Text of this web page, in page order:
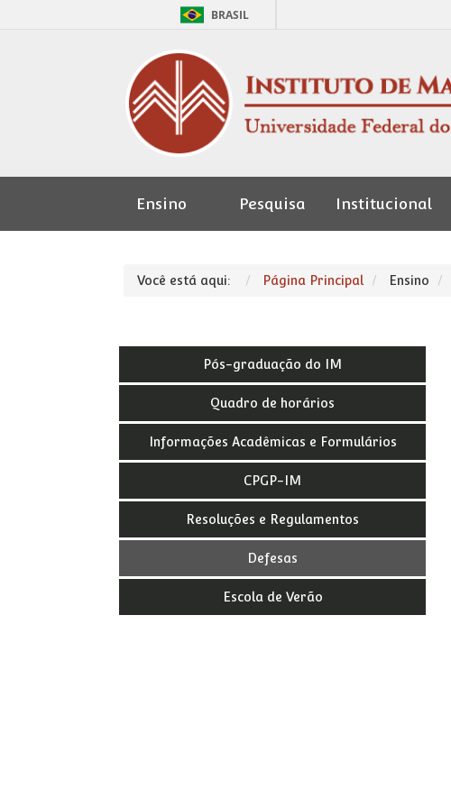
BRASIL
Ensino Pesquisa Institucional
Você está aqui: Página Principal Ensino
Pós-graduação do IM
Quadro de horários
Informações Acadêmicas e Formulários
CPGP-IM
Resoluções e Regulamentos
Defesas
Escola de Verão